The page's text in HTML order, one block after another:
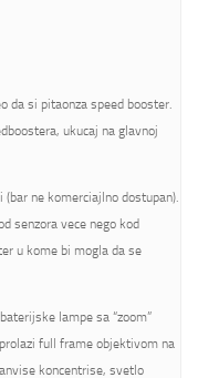
da si pitaonza speed booster.
ukucaj na glavnoj
ne komerciajlno dostupan).
senzora vece nego kod
u kome bi mogla da se
lampe sa “zoom”
full frame objektivom na
koncentrise, svetlo